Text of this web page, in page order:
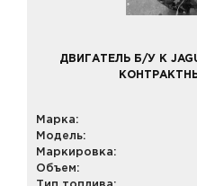
ДВИГАТЕЛЬ Б/У К
Марка:
Модель:
Маркировка:
Объем: